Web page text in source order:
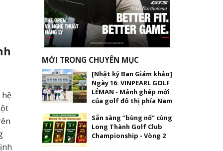
hệ
MỚI TRONG CHUYÊN MỤC
[Nhật ký Ban Giám khảo]
Ngày 16: VINPEARL GOLF
LÉMAN - Mảnh ghép mới
của golf đô thị phía Nam
Sẵn sàng “bùng nổ” cùng
Long Thành Golf Club
Championship - Vòng 2